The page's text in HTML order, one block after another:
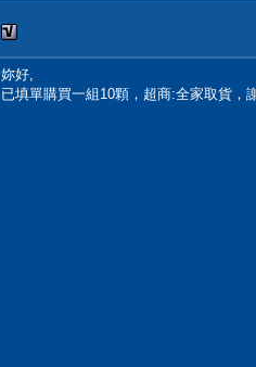
妳好,
已填單購買一組10顆，超商:全家取貨，